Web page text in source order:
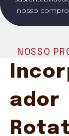
nosso
NOSSO
ador